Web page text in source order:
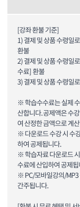
[강좌 환불 기준]
1) 결제 및 상품 수령일
환불
2) 결제 및 상품 수령일
수료] 환불
3) 결제 및 상품 수령일
※ 학습수수료는 실제
산합니다. 공제액은 수
여 산정한 금액으로 계
※ 다운로드 수강 시 수
하여 공제됩니다.
※ 학습자료 다운로드
수료에 산입하여 공제됩
※ PC/모바일강의/MP3
간주됩니다.